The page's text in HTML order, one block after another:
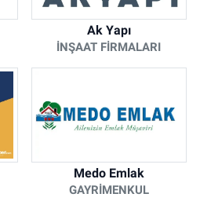
Ak Yapı
İNŞAAT FIRMALARI
Medo Emlak
GAYRIMENKUL